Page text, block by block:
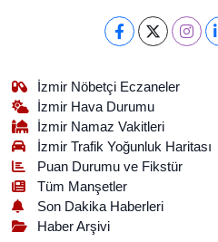
İzmir Nöbetçi Eczaneler
İzmir Hava Durumu
İzmir Namaz Vakitleri
İzmir Trafik Yoğunluk Haritası
Puan Durumu ve Fikstür
Tüm Manşetler
Son Dakika Haberleri
Haber Arşivi